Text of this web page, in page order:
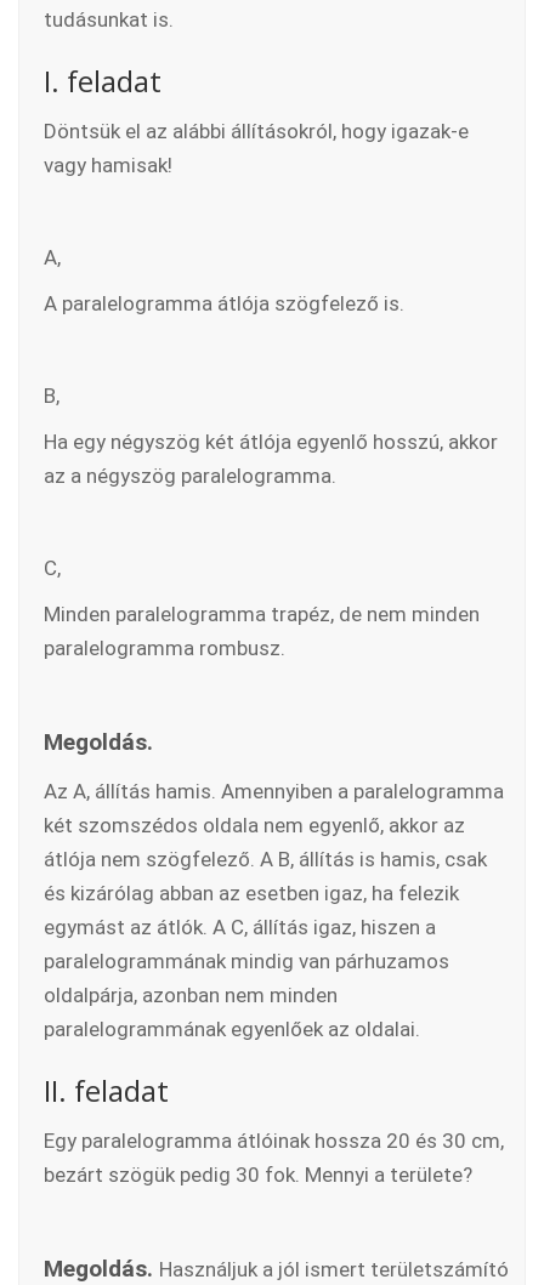
tudásunkat is.
I. feladat
Döntsük el az alábbi állításokról, hogy igazak-e
vagy hamisak!
A,
A paralelogramma átlója szögfelező is.
B,
Ha egy négyszög két átlója egyenlő hosszú, akkor
az a négyszög paralelogramma.
C,
Minden paralelogramma trapéz, de nem minden
paralelogramma rombusz.
Megoldás.
Az A, állítás hamis. Amennyiben a paralelogramma
két szomszédos oldala nem egyenlő, akkor az
átlója nem szögfelező. A B, állítás is hamis, csak
és kizárólag abban az esetben igaz, ha felezik
egymást az átlók. A C, állítás igaz, hiszen a
paralelogrammának mindig van párhuzamos
oldalpárja, azonban nem minden
paralelogrammának egyenlőek az oldalai.
II. feladat
Egy paralelogramma átlóinak hossza 20 és 30 cm,
bezárt szögük pedig 30 fok. Mennyi a területe?
Megoldás. Használjuk a jól ismert területszámító